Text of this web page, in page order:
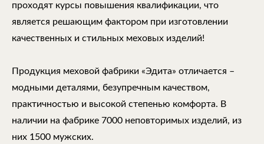
проходят курсы повышения квалификации, что
является решающим фактором при изготовлении
качественных и стильных меховых изделий!
Продукция меховой фабрики «Эдита» отличается –
модными деталями, безупречным качеством,
практичностью и высокой степенью комфорта. В
наличии на фабрике 7000 неповторимых изделий, из
них 1500 мужских.